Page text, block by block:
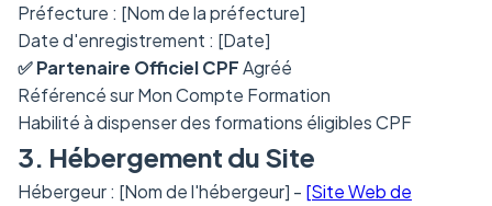
Préfecture : [Nom de la préfecture]
Date d'enregistrement : [Date]
✅ Partenaire Officiel CPFAgréé
Référencé sur Mon Compte Formation
Habilité à dispenser des formations éligibles CPF
3. Hébergement du Site
Hébergeur : [Nom de l'hébergeur] - [Site Web de